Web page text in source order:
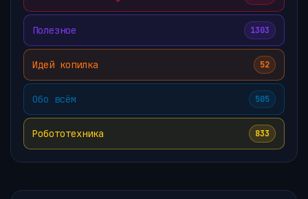
Полезное 1303
Идей копилка 52
Обо всём 505
Робототехника 833